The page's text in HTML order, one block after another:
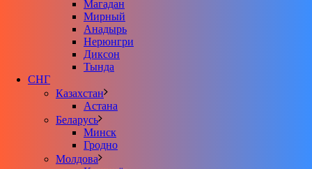
Магадан
Мирный
Анадырь
Нерюнгри
Диксон
Тында
СНГ
Казахстан
Астана
Беларусь
Минск
Гродно
Молдова